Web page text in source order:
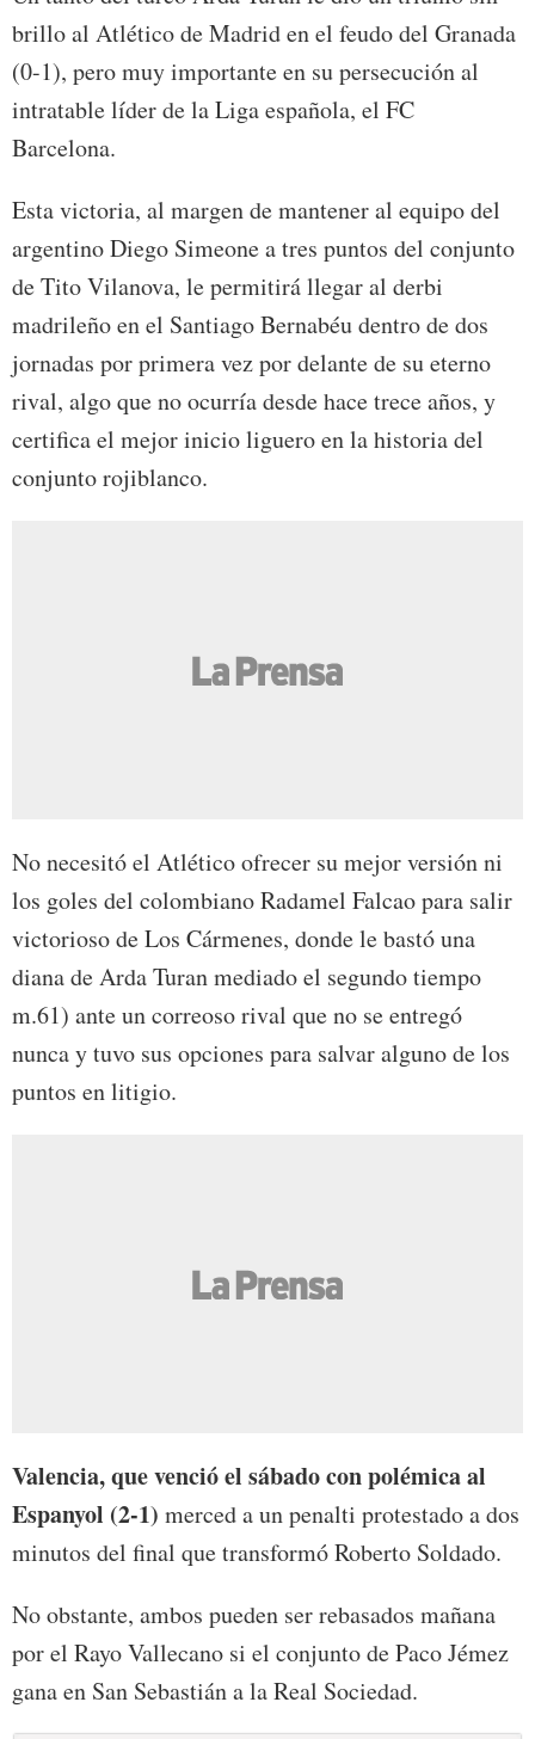
brillo al Atlético de Madrid en el feudo del Granada
(0-1), pero muy importante en su persecución al
intratable líder de la Liga española, el FC
Barcelona.
Esta victoria, al margen de mantener al equipo del
argentino Diego Simeone a tres puntos del conjunto
de Tito Vilanova, le permitirá llegar al derbi
madrileño en el Santiago Bernabéu dentro de dos
jornadas por primera vez por delante de su eterno
rival, algo que no ocurría desde hace trece años, y
certifica el mejor inicio liguero en la historia del
conjunto rojiblanco.
No necesitó el Atlético ofrecer su mejor versión ni
los goles del colombiano Radamel Falcao para salir
victorioso de Los Cármenes, donde le bastó una
diana de Arda Turan mediado el segundo tiempo
m.61) ante un correoso rival que no se entregó
nunca y tuvo sus opciones para salvar alguno de los
puntos en litigio.
Valencia, que venció el sábado con polémica al
Espanyol (2-1) merced a un penalti protestado a dos
minutos del final que transformó Roberto Soldado.
No obstante, ambos pueden ser rebasados mañana
por el Rayo Vallecano si el conjunto de Paco Jémez
gana en San Sebastián a la Real Sociedad.